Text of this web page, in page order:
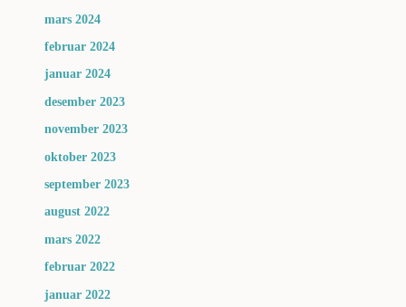
mars 2024
februar 2024
januar 2024
desember 2023
november 2023
oktober 2023
september 2023
august 2022
mars 2022
februar 2022
januar 2022